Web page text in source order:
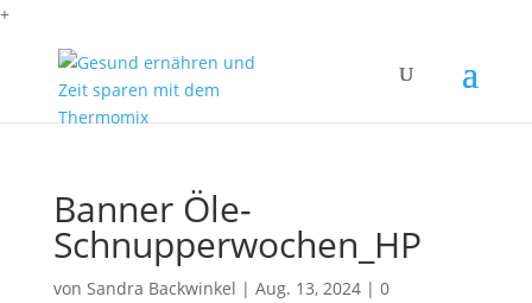
+
Banner Öle-
Schnupperwochen_HP
von Sandra Backwinkel | Aug. 13, 2024| 0